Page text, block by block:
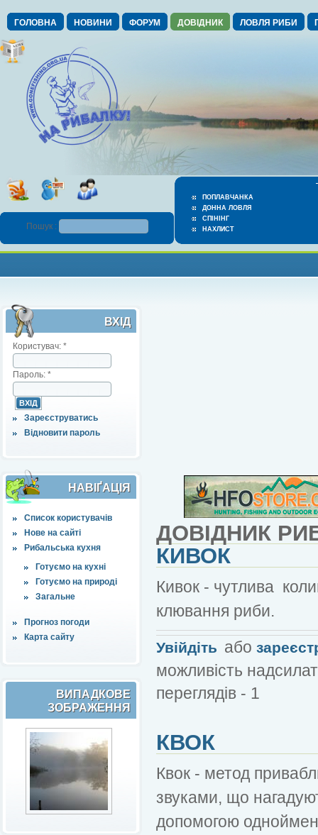
ГОЛОВНА НОВИНИ ФОРУМ ДОВІДНИК ЛОВЛЯ РИБИ
ПОПЛАВЧАНКА
ДОННА ЛОВЛЯ
СПІНІНГ
НАХЛИСТ
Пошук :
ВХІД
Користувач: *
Пароль: *
Зареєструватись
Відновити пароль
НАВІҐАЦІЯ
Список користувачів
Нове на сайті
Рибальська кухня
Готуємо на кухні
Готуємо на природі
Загальне
Прогноз погоди
Карта сайту
ВИПАДКОВЕ
ЗОБРАЖЕННЯ
ДОВІДНИК
КИВОК
Кивок - чутлива
клювання риби.
Увійдіть або
можливість
переглядів - 1
КВОК
Квок - метод
звуками, що
допомогою